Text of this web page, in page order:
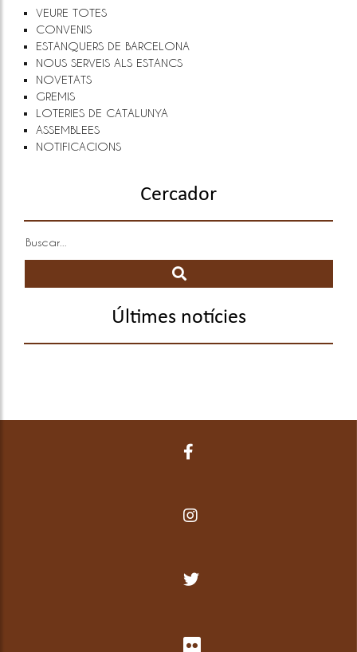
VEURE TOTES
CONVENIS
ESTANQUERS DE BARCELONA
NOUS SERVEIS ALS ESTANCS
NOVETATS
GREMIS
LOTERIES DE CATALUNYA
ASSEMBLEES
NOTIFICACIONS
Cercador
Últimes notícies